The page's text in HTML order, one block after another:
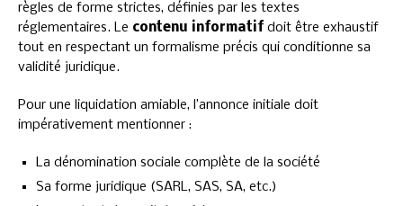
règles de forme strictes, définies par les textes
réglementaires. Le contenu informatif doit être exhaustif
tout en respectant un formalisme précis qui conditionne sa
validité juridique.
Pour une liquidation amiable, l’annonce initiale doit
impérativement mentionner :
La dénomination sociale complète de la société
Sa forme juridique (SARL, SAS, SA, etc.)